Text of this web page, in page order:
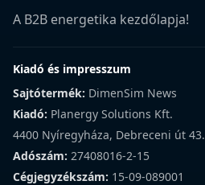
A B2B energetika kezdőlapja!
Kiadó és impresszum
Sajtótermék: DimenSim News
Kiadó: Planergy Solutions Kft.
4400 Nyíregyháza, Debreceni út 43.
Adószám: 27408016-2-15
Cégjegyzékszám: 15-09-089001